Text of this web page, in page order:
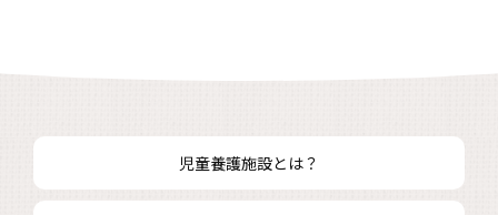
児童養護施設とは？